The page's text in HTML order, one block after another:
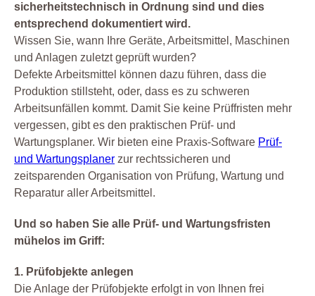
Prüfung
Prüfung Arbeitsmittel
Prüfung Fuhrpark
Reparatur
Service
Software
Sonstiges
Unterweisung
Werkstatt
Zertifizierung
sicherheitstechnisch in Ordnung sind und dies
entsprechend dokumentiert wird.
Wissen Sie, wann Ihre Geräte, Arbeitsmittel, Maschinen
und Anlagen zuletzt geprüft wurden?
Defekte Arbeitsmittel können dazu führen, dass die
Produktion stillsteht, oder, dass es zu schweren
Arbeitsunfällen kommt. Damit Sie keine Prüffristen mehr
vergessen, gibt es den praktischen Prüf- und
Wartungsplaner. Wir bieten eine Praxis-Software Prüf-
und Wartungsplaner zur rechtssicheren und
zeitsparenden Organisation von Prüfung, Wartung und
Reparatur aller Arbeitsmittel.
Und so haben Sie alle Prüf- und Wartungsfristen
mühelos im Griff:
1. Prüfobjekte anlegen
Die Anlage der Prüfobjekte erfolgt in von Ihnen frei